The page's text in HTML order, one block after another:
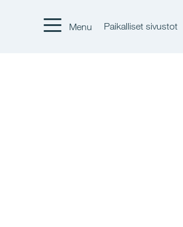
Menu Paikalliset sivustot